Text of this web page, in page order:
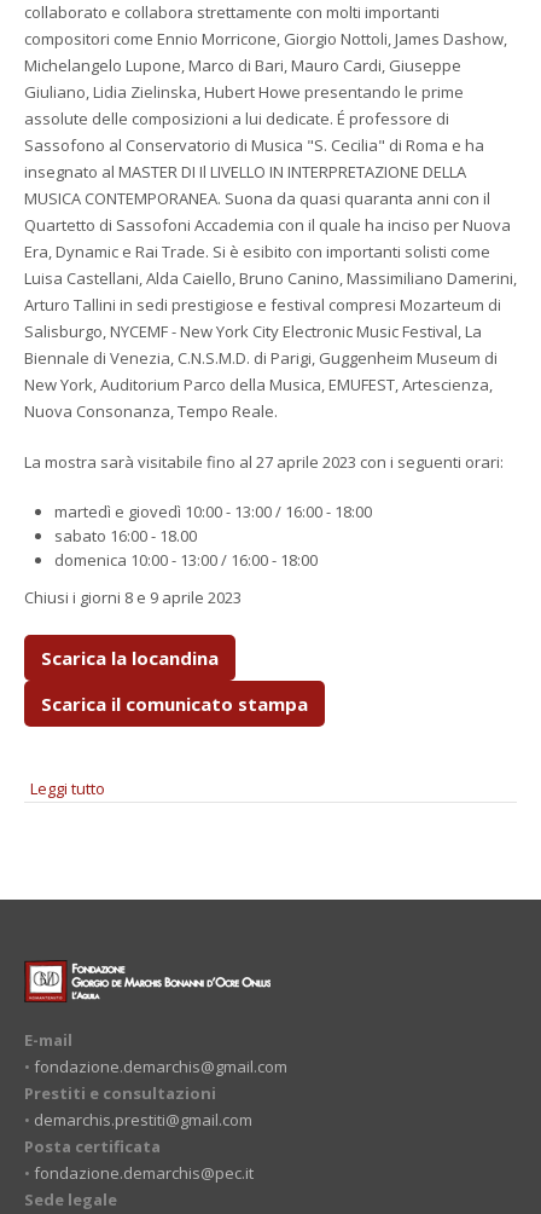
collaborato e collabora strettamente con molti importanti
compositori come Ennio Morricone, Giorgio Nottoli, James Dashow,
Michelangelo Lupone, Marco di Bari, Mauro Cardi, Giuseppe
Giuliano, Lidia Zielinska, Hubert Howe presentando le prime
assolute delle composizioni a lui dedicate. É professore di
Sassofono al Conservatorio di Musica "S. Cecilia" di Roma e ha
insegnato al MASTER DI Il LIVELLO IN INTERPRETAZIONE DELLA
MUSICA CONTEMPORANEA. Suona da quasi quaranta anni con il
Quartetto di Sassofoni Accademia con il quale ha inciso per Nuova
Era, Dynamic e Rai Trade. Si è esibito con importanti solisti come
Luisa Castellani, Alda Caiello, Bruno Canino, Massimiliano Damerini,
Arturo Tallini in sedi prestigiose e festival compresi Mozarteum di
Salisburgo, NYCEMF - New York City Electronic Music Festival, La
Biennale di Venezia, C.N.S.M.D. di Parigi, Guggenheim Museum di
New York, Auditorium Parco della Musica, EMUFEST, Artescienza,
Nuova Consonanza, Tempo Reale.
La mostra sarà visitabile fino al 27 aprile 2023 con i seguenti orari:
martedì e giovedì 10:00 - 13:00 / 16:00 - 18:00
sabato 16:00 - 18.00
domenica 10:00 - 13:00 / 16:00 - 18:00
Chiusi i giorni 8 e 9 aprile 2023
Scarica la locandina
Scarica il comunicato stampa
Leggi tutto
E-mail
• fondazione.demarchis@gmail.com
Prestiti e consultazioni
• demarchis.prestiti@gmail.com
Posta certificata
• fondazione.demarchis@pec.it
Sede legale